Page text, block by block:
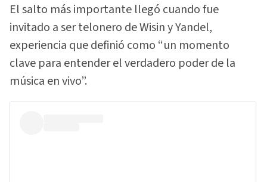
El salto más importante llegó cuando fue
invitado a ser telonero de Wisin y Yandel,
experiencia que definió como “un momento
clave para entender el verdadero poder de la
música en vivo”.